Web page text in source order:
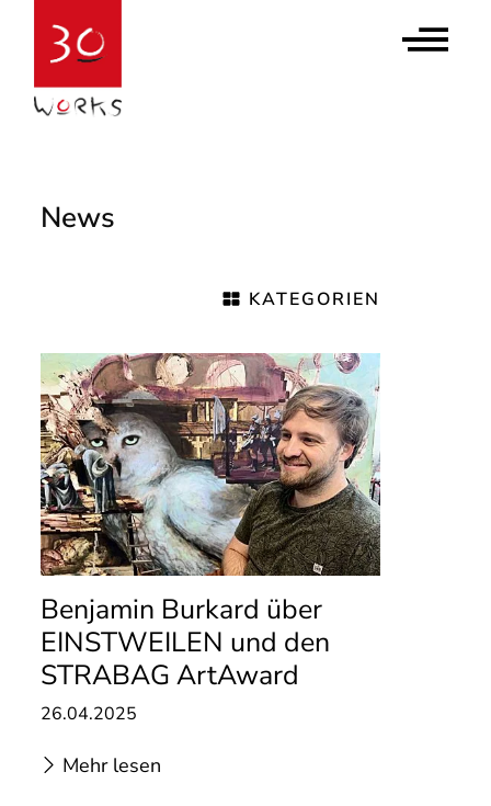
News
KATEGORIEN
Benjamin Burkard über
EINSTWEILEN und den
STRABAG ArtAward
26.04.2025
Mehr lesen